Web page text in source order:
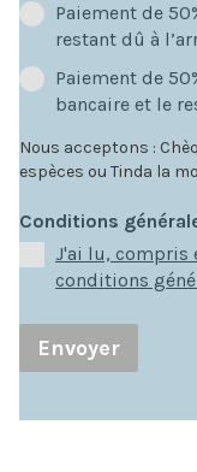
Paiement de
restant dû à
Paiement de
bancaire et le
Nous acceptons :
espèces ou Tinda la
Conditions
J'ai lu, compris
conditions
Envoyer